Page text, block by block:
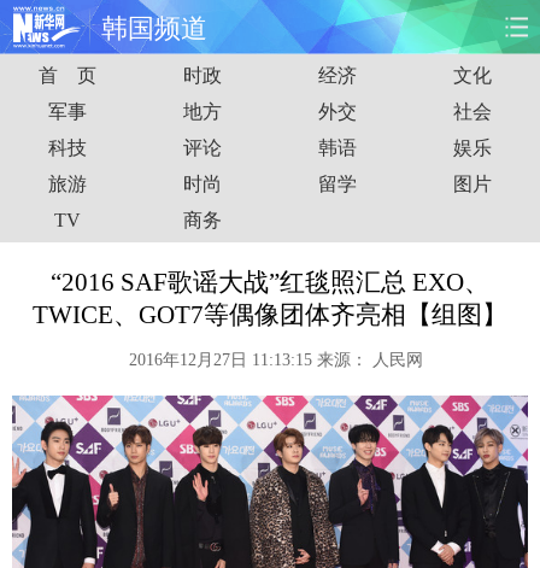
韩国频道
首页 时政 国际 财经
娱乐 体育 人事 教育
时尚 思客
港澳 台湾 华人 汽车
能源 房产 公司
图片 视频 彩票 食品
旅游 健康 信息化 数据
金融 军事 无人机
首 页 时政 经济
文化
军事
地方 外交
社会
科技
评论 韩语
娱乐
旅游
时尚 留学
图片
TV
商务
“2016 SAF歌谣大战”红毯照汇总 EXO、
TWICE、GOT7等偶像团体齐亮相【组图】
2016年12月27日 11:13:15 来源： 人民网